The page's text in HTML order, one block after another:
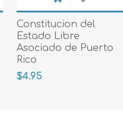
Constitucion del
Estado Libre
Asociado de Puerto
Rico
$4.95